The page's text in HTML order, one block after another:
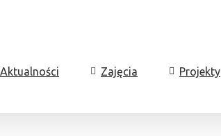
Aktualności Zajęcia Projekty